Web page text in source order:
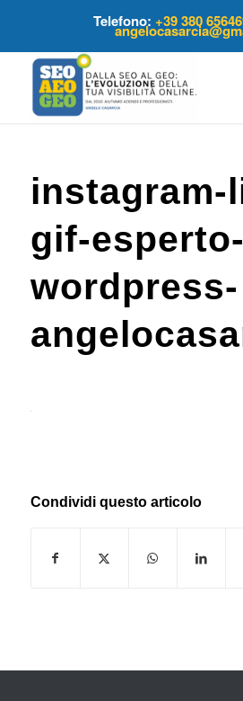
Telefono:+39 380
instagram-
gif-
wordpress-
Condividi questo articolo